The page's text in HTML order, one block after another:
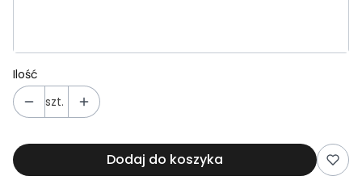
Ilość
szt.
Dodaj do koszyka